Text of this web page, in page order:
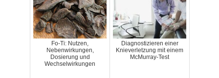
Fo-Ti: Nutzen,
Nebenwirkungen,
Dosierung und
Wechselwirkungen
Diagnostizieren einer
Knieverletzung mit einem
McMurray-Test